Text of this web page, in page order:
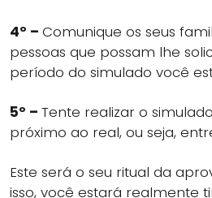
4º – Comunique os seus
pessoas que possam lhe
período do simulado você
5º – Tente realizar o
próximo ao real, ou seja,
Este será o seu ritual da
isso, você estará realmente